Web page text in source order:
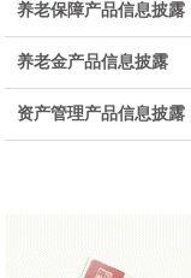
养老保障产品信息披露
养老金产品信息披露
资产管理产品信息披露